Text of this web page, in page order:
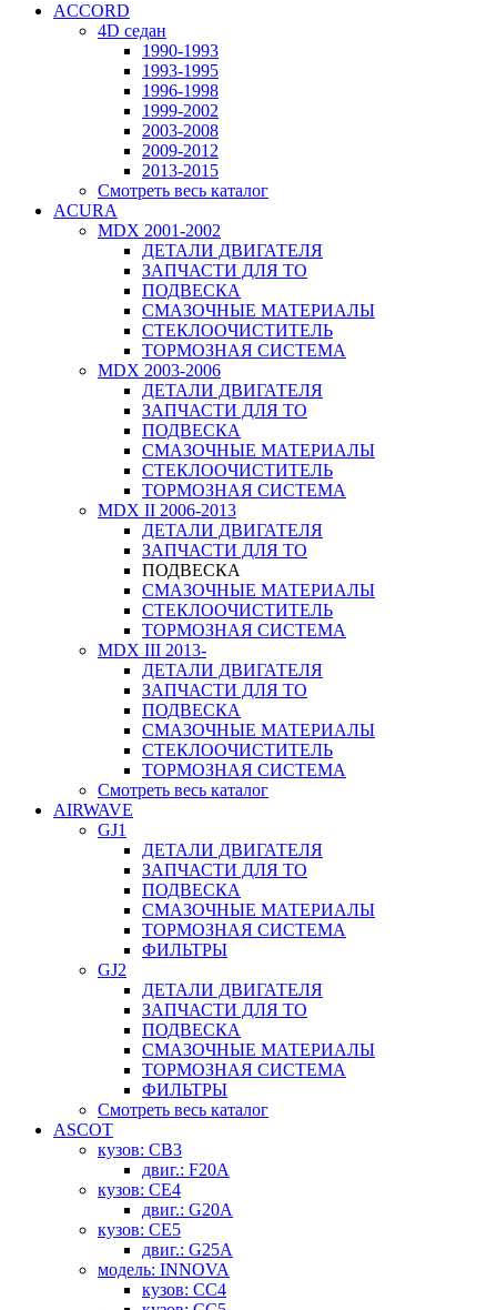
ACCORD
4D седан
1990-1993
1993-1995
1996-1998
1999-2002
2003-2008
2009-2012
2013-2015
Смотреть весь каталог
ACURA
MDX 2001-2002
ДЕТАЛИ ДВИГАТЕЛЯ
ЗАПЧАСТИ ДЛЯ ТО
ПОДВЕСКА
СМАЗОЧНЫЕ МАТЕРИАЛЫ
СТЕКЛООЧИСТИТЕЛЬ
ТОРМОЗНАЯ СИСТЕМА
MDX 2003-2006
ДЕТАЛИ ДВИГАТЕЛЯ
ЗАПЧАСТИ ДЛЯ ТО
ПОДВЕСКА
СМАЗОЧНЫЕ МАТЕРИАЛЫ
СТЕКЛООЧИСТИТЕЛЬ
ТОРМОЗНАЯ СИСТЕМА
MDX II 2006-2013
ДЕТАЛИ ДВИГАТЕЛЯ
ЗАПЧАСТИ ДЛЯ ТО
ПОДВЕСКА
СМАЗОЧНЫЕ МАТЕРИАЛЫ
СТЕКЛООЧИСТИТЕЛЬ
ТОРМОЗНАЯ СИСТЕМА
MDX III 2013-
ДЕТАЛИ ДВИГАТЕЛЯ
ЗАПЧАСТИ ДЛЯ ТО
ПОДВЕСКА
СМАЗОЧНЫЕ МАТЕРИАЛЫ
СТЕКЛООЧИСТИТЕЛЬ
ТОРМОЗНАЯ СИСТЕМА
Смотреть весь каталог
AIRWAVE
GJ1
ДЕТАЛИ ДВИГАТЕЛЯ
ЗАПЧАСТИ ДЛЯ ТО
ПОДВЕСКА
СМАЗОЧНЫЕ МАТЕРИАЛЫ
ТОРМОЗНАЯ СИСТЕМА
ФИЛЬТРЫ
GJ2
ДЕТАЛИ ДВИГАТЕЛЯ
ЗАПЧАСТИ ДЛЯ ТО
ПОДВЕСКА
СМАЗОЧНЫЕ МАТЕРИАЛЫ
ТОРМОЗНАЯ СИСТЕМА
ФИЛЬТРЫ
Смотреть весь каталог
ASCOT
кузов: CB3
двиг.: F20A
кузов: CE4
двиг.: G20A
кузов: CE5
двиг.: G25A
модель: INNOVA
кузов: CC4